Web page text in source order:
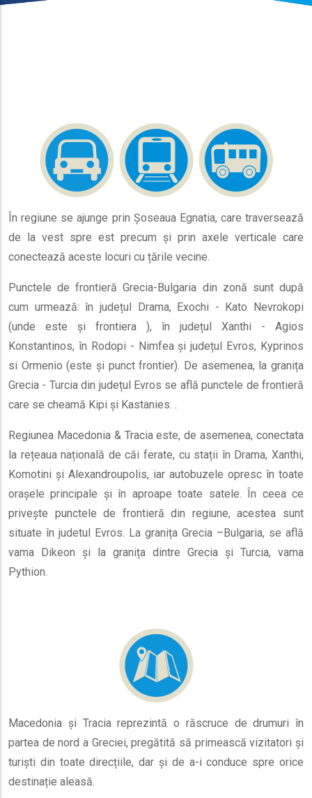
În regiune se ajunge prin Șoseaua Egnatia, care traversează
de la vest spre est precum și prin axele verticale care
conectează aceste locuri cu țările vecine.
Punctele de frontieră Grecia-Bulgaria din zonă sunt după
cum urmează: în județul Drama, Exochi - Kato Nevrokopi
(unde este și frontiera ), în județul Xanthi - Agios
Konstantinos, în Rodopi - Nimfea și județul Evros, Kyprinos
si Ormenio (este și punct frontier). De asemenea, la granița
Grecia - Turcia din județul Evros se află punctele de frontieră
care se cheamă Kipi și Kastanies. .
Regiunea Macedonia & Tracia este, de asemenea, conectata
la rețeaua națională de căi ferate, cu stații în Drama, Xanthi,
Komotini și Alexandroupolis, iar autobuzele opresc în toate
orașele principale și în aproape toate satele. În ceea ce
privește punctele de frontieră din regiune, acestea sunt
situate în judetul Evros. La granița Grecia –Bulgaria, se află
vama Dikeon și la granița dintre Grecia și Turcia, vama
Pythion.
Macedonia și Tracia reprezintă o răscruce de drumuri în
partea de nord a Greciei, pregătită să primească vizitatori și
turiști din toate direcțiile, dar și de a-i conduce spre orice
destinație aleasă.